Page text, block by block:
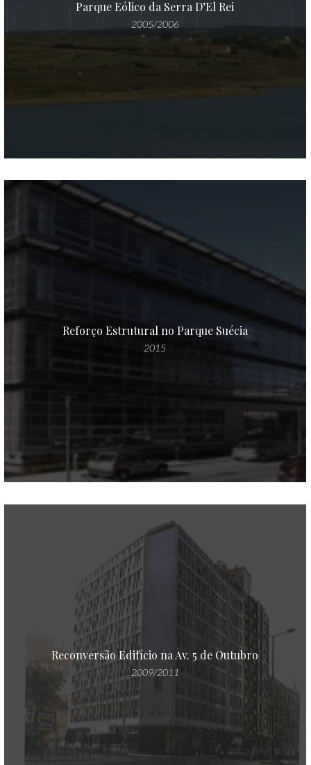
Parque Eólico da Serra D’El Rei
2005/2006
Reforço Estrutural no Parque Suécia
2015
Reconversão Edifício na Av. 5 de Outubro
2009/2011